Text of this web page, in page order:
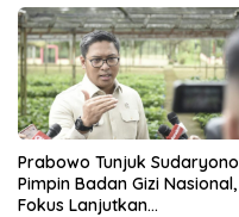
Prabowo Tunjuk Sudaryono
Pimpin Badan Gizi Nasional,
Fokus Lanjutkan